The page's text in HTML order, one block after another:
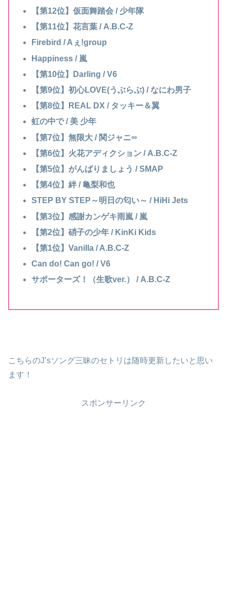
【第12位】仮面舞踏会 / 少年隊
【第11位】花言葉 / A.B.C-Z
Firebird / Aぇ!group
Happiness / 嵐
【第10位】Darling / V6
【第9位】初心LOVE(うぶらぶ) / なにわ男子
【第8位】REAL DX / タッキー＆翼
虹の中で / 美 少年
【第7位】無限大 / 関ジャニ∞
【第6位】火花アディクション / A.B.C-Z
【第5位】がんばりましょう / SMAP
【第4位】絆 / 亀梨和也
STEP BY STEP～明日の匂い～ / HiHi Jets
【第3位】感謝カンゲキ雨嵐 / 嵐
【第2位】硝子の少年 / KinKi Kids
【第1位】Vanilla / A.B.C-Z
Can do! Can go! / V6
サポーターズ！（生歌ver.） / A.B.C-Z
こちらのJ’sソング三昧のセトリは随時更新したいと思い
ます！
スポンサーリンク